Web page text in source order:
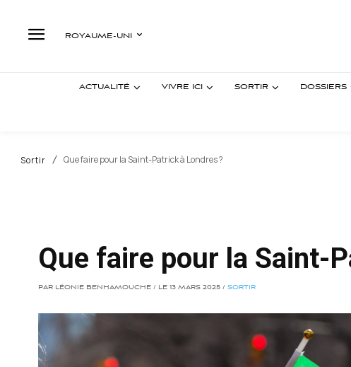
ROYAUME-UNI
ACTUALITÉ VIVRE ICI SORTIR DOSSIERS
Sortir Que faire pour la Saint-Patrick à Londres ?
Que faire pour la Saint-
PAR LÉONIE BENHAMOUCHE / LE 13 MARS 2025 / SORTIR